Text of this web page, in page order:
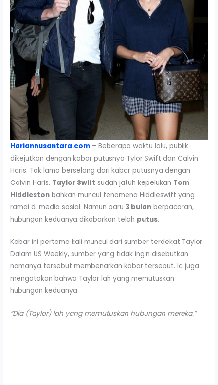
Hariannusantara.com – Beberapa waktu lalu, publik
dikejutkan dengan kabar putusnya Tylor Swift dan Calvin
Haris. Tak lama berselang dari kabar putusnya dengan
Calvin Haris, Taylor Swift sudah jatuh kepelukan Tom
Hiddleston bahkan muncul fenomena Hiddleswift yang
ramai di media sosial. Namun baru3 bulan berpacaran,
hubungan keduanya dikabarkan telah putus.
Kabar ini pertama kali muncul dari sumber terdekat Taylor.
Dalam US Weekly, sumber yang tidak ingin disebutkan
namanya tersebut membenarkan kabar tersebut. Ia juga
mengatakan bahwa Taylor lah yang memutuskan
hubungan keduanya.
“Dia (Taylor) lah yang memutuskan hubungan mereka.”